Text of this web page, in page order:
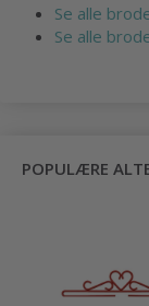
Se alle
Se alle
POPULÆRE